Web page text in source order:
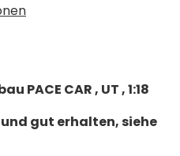
PACE CAR , UT , 1:18
gut erhalten, siehe